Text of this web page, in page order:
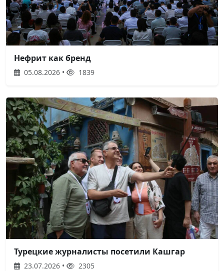
Нефрит как бренд
05.08.2026 • 1839
Турецкие журналисты посетили Кашгар
23.07.2026 • 2305